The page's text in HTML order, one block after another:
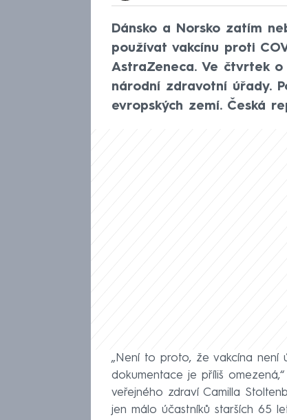
Dánsko a Norsko zatím
používat vakcínu proti
AstraZeneca. Ve čtvrtek
národní zdravotní úřady.
evropských zemí. Česká
„Není to proto, že vakcína není
dokumentace je příliš
veřejného zdraví Camilla
jen málo účastníků starších 65